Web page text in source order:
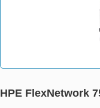
HPE FlexNetwork